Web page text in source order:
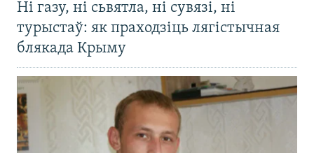
Ні газу, ні сьвятла, ні сувязі, ні
турыстаў: як праходзіць лягістычная
блякада Крыму